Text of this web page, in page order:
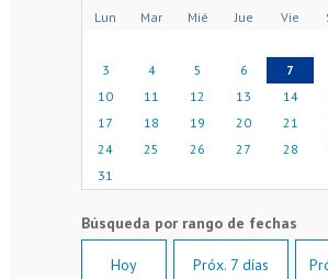
Lun Mar Mié Jue Vie
3
4 5 6 7
10
11 12 13 14
17
18 19 20 21
24
25 26 27 28
31
Hoy Próx. 7 días